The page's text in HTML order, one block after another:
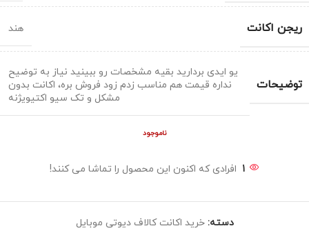
ریجن اکانت هند
توضیحات
یو ایدی بردارید بقیه مشخصات رو ببینید نیاز به توضیح
نداره قیمت هم مناسب زدم زود فروش بره، اکانت بدون
مشکل و تک سیو اکتیویژنه
ناموجود
1 افرادی که اکنون این محصول را تماشا می کنند!
دسته: خرید اکانت کالاف دیوتی موبایل